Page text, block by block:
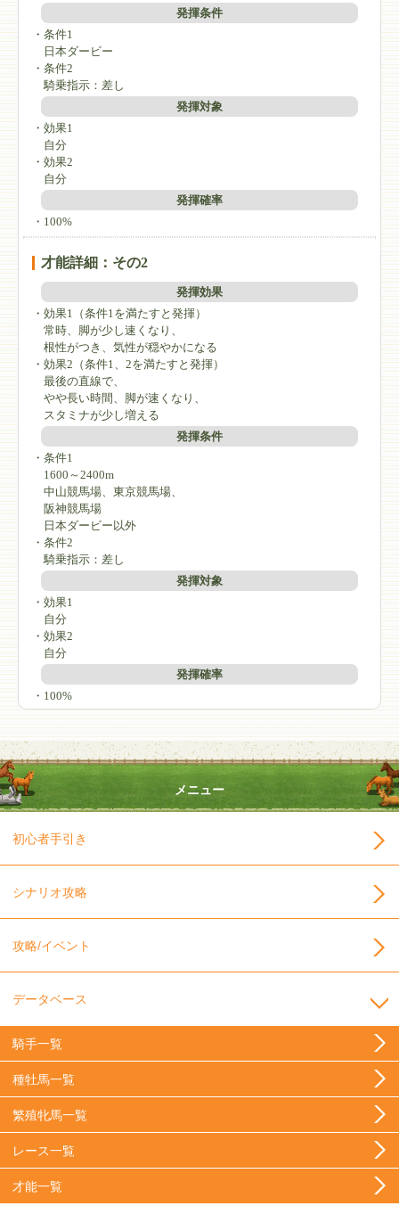
発揮条件
・条件1
日本ダービー
・条件2
騎乗指示：差し
発揮対象
・効果1
自分
・効果2
自分
発揮確率
・100%
才能詳細：その2
発揮効果
・効果1（条件1を満たすと発揮）
常時、脚が少し速くなり、
根性がつき、気性が穏やかになる
・効果2（条件1、2を満たすと発揮）
最後の直線で、
やや長い時間、脚が速くなり、
スタミナが少し増える
発揮条件
・条件1
1600～2400m
中山競馬場、東京競馬場、
阪神競馬場
日本ダービー以外
・条件2
騎乗指示：差し
発揮対象
・効果1
自分
・効果2
自分
発揮確率
・100%
メニュー
初心者手引き
シナリオ攻略
攻略/イベント
データベース
騎手一覧
種牡馬一覧
繁殖牝馬一覧
レース一覧
才能一覧